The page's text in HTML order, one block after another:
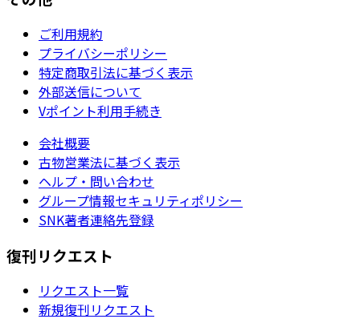
ご利用規約
プライバシーポリシー
特定商取引法に基づく表示
外部送信について
Vポイント利用手続き
会社概要
古物営業法に基づく表示
ヘルプ・問い合わせ
グループ情報セキュリティポリシー
SNK著者連絡先登録
復刊リクエスト
リクエスト一覧
新規復刊リクエスト